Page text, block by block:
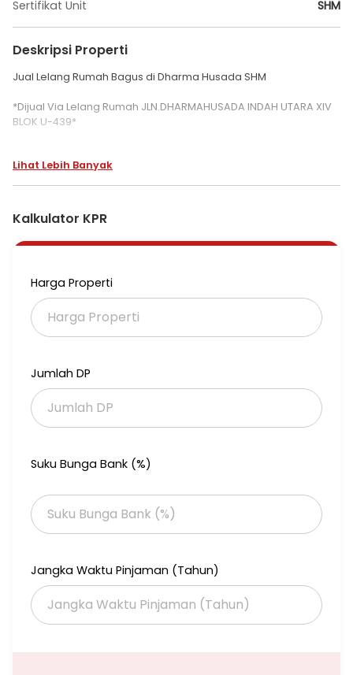
Sertifikat Unit SHM
Deskripsi Properti
Jual Lelang Rumah Bagus di Dharma Husada SHM
*Dijual Via Lelang Rumah JLN.DHARMAHUSADA INDAH UTARA XIV
BLOK U-439*
*Lokasi : Surabaya kota*
* Hanya viewing dari depan
* Harga belum termasuk biaya - biaya dan merupakan limit
dasar awal
Luas Bangunan. +/- 120m2 (1 lantai)
3KT 2KM
Row jalan : 2 mobil
Listrik :2200
*Kec: mulyorejo*
*Limit Lelang Awal : 1.396.000.000*belum termasuk dengan biaya
- biaya semua nya*
Lihat Lebih Banyak
Kalkulator KPR
Harga Properti
Jumlah DP
Suku Bunga Bank (%)
Jangka Waktu Pinjaman (Tahun)